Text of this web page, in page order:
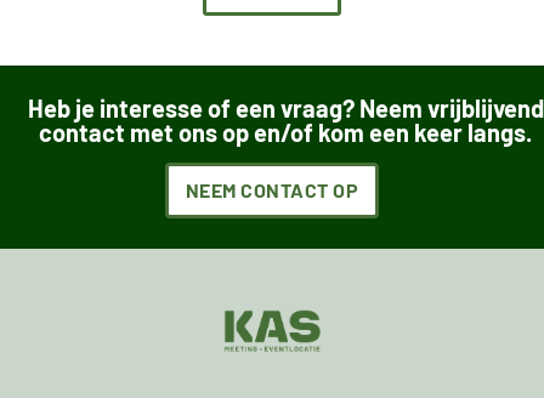
Heb je interesse of een vraag? Neem vrijblijvend
contact met ons op en/of kom een keer langs.
NEEM CONTACT OP